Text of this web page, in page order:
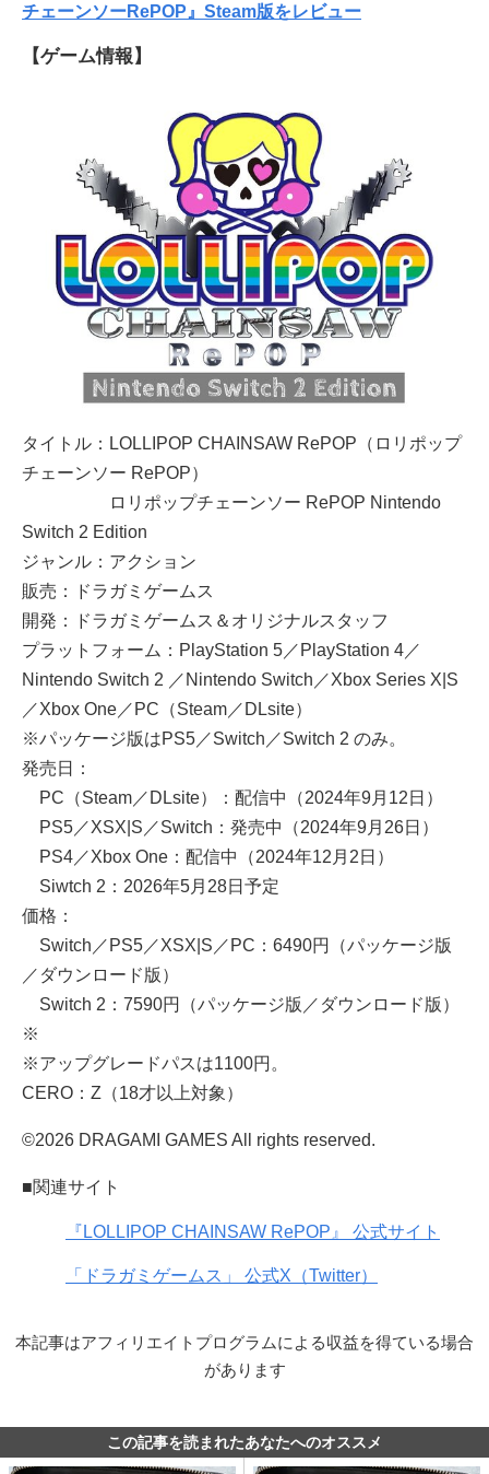
チェーンソーRePOP』Steam版をレビュー
【ゲーム情報】
タイトル：LOLLIPOP CHAINSAW RePOP（ロリポップ
チェーンソー RePOP）
ロリポップチェーンソー RePOP Nintendo
Switch 2 Edition
ジャンル：アクション
販売：ドラガミゲームス
開発：ドラガミゲームス＆オリジナルスタッフ
プラットフォーム：PlayStation 5／PlayStation 4／
Nintendo Switch 2 ／Nintendo Switch／Xbox Series X|S
／Xbox One／PC（Steam／DLsite）
※パッケージ版はPS5／Switch／Switch 2 のみ。
発売日：
PC（Steam／DLsite）：配信中（2024年9月12日）
PS5／XSX|S／Switch：発売中（2024年9月26日）
PS4／Xbox One：配信中（2024年12月2日）
Siwtch 2：2026年5月28日予定
価格：
Switch／PS5／XSX|S／PC：6490円（パッケージ版
／ダウンロード版）
Switch 2：7590円（パッケージ版／ダウンロード版）
※
※アップグレードパスは1100円。
CERO：Z（18才以上対象）
©2026 DRAGAMI GAMES All rights reserved.
■関連サイト
『LOLLIPOP CHAINSAW RePOP』 公式サイト
「ドラガミゲームス」 公式X（Twitter）
本記事はアフィリエイトプログラムによる収益を得ている場合
があります
この記事を読まれたあなたへのオススメ